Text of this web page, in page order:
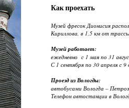
Как проехать
Музей фресок Дионисия
Кириллова, в 1,5 км от
Музей работает:
ежедневно с 1 мая по 31
С 1 сентября по 30 апреля с 9
Проезд из Вологды:
автобусами Вологда –
Телефон автостанции в